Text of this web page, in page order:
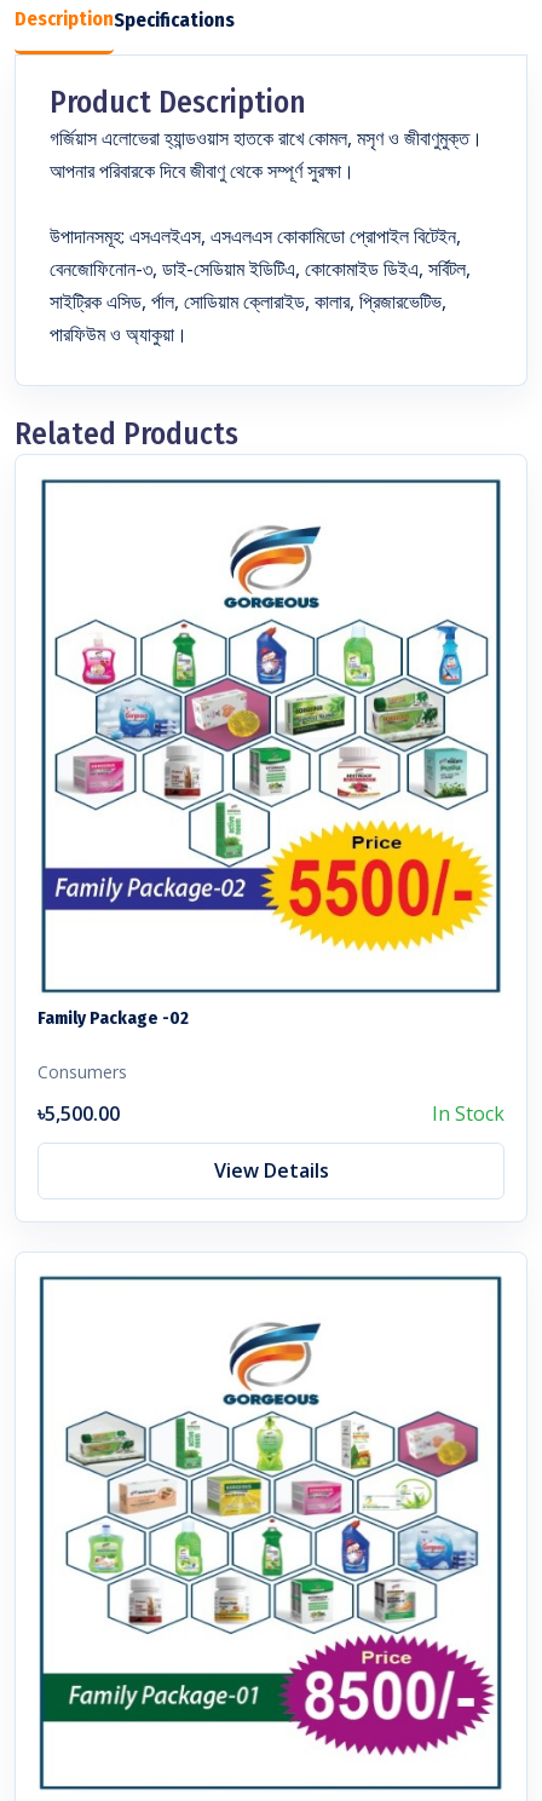
DescriptionSpecifications
Product Description
গর্জিয়াস এলোভেরা হ্যান্ডওয়াস হাতকে রাখে কোমল, মসৃণ ও জীবাণুমুক্ত।
আপনার পরিবারকে দিবে জীবাণু থেকে সম্পূর্ণ সুরক্ষা।
উপাদানসমূহ: এসএলইএস, এসএলএস কোকামিডো প্রোপাইল বিটেইন,
বেনজোফিনোন-৩, ডাই-সেডিয়াম ইডিটিএ, কোকোমাইড ডিইএ, সর্বিটল,
সাইট্রিক এসিড, র্পাল, সোডিয়াম ক্লোরাইড, কালার, প্রিজারভেটিভ,
পারফিউম ও অ্যাকুয়া।
Related Products
Family Package -02
Consumers
৳5,500.00 In Stock
View Details